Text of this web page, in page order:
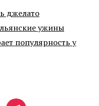
джелато
ужины
популярность у